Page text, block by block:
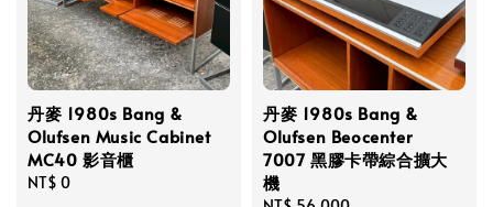
丹麥 1980s Bang &
Olufsen Music Cabinet
MC40 影音櫃
Regular
NT$ 0
丹麥 1980s Bang &
Olufsen Beocenter
7007 黑膠卡帶綜合擴大
機